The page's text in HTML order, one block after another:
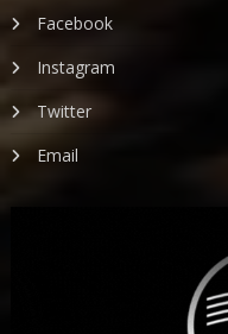
Facebook
Instagram
Twitter
Email